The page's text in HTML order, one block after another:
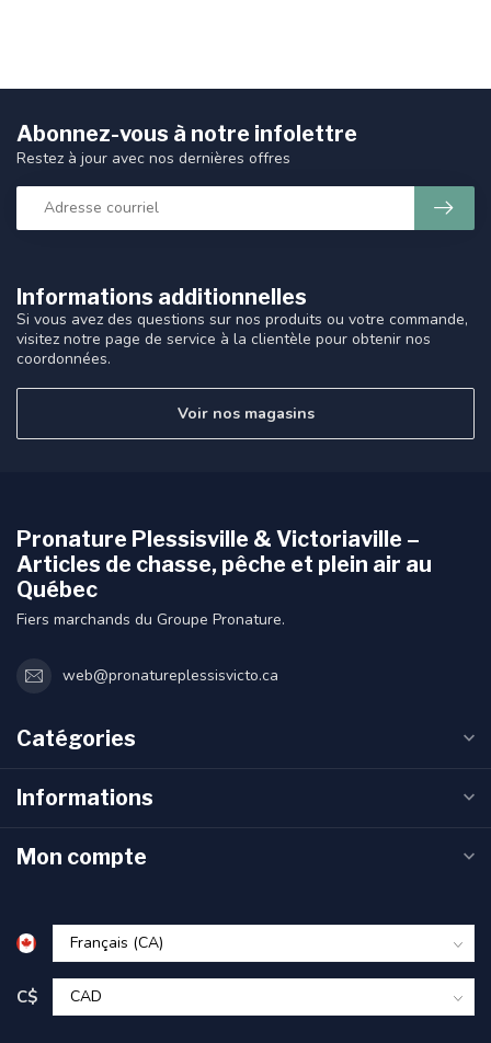
Informations additionnelles
Si vous avez des questions sur nos produits ou votre commande,
visitez notre page de service à la clientèle pour obtenir nos
coordonnées.
Voir nos magasins
Abonnez-vous à notre infolettre
Restez à jour avec nos dernières offres
Pronature Plessisville & Victoriaville –
Articles de chasse, pêche et plein air au
Québec
Fiers marchands du Groupe Pronature.
web@pronatureplessisvicto.ca
Catégories
Informations
Mon compte
C$